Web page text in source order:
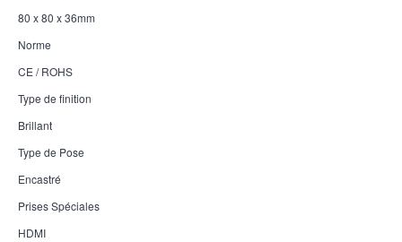
80 x 80 x 36mm
Norme
CE / ROHS
Type de finition
Brillant
Type de Pose
Encastré
Prises Spéciales
HDMI